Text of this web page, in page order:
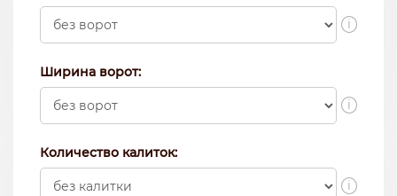
i
Ширина ворот:
i
Количество калиток:
i